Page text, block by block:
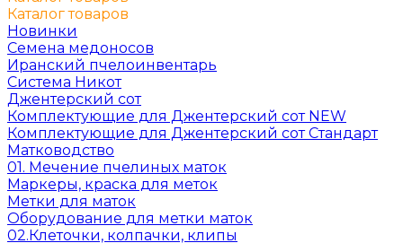
Каталог товаров
Новинки
Семена медоносов
Иранский пчелоинвентарь
Система Никот
Джентерский сот
Комплектующие для Джентерский сот NEW
Комплектующие для Джентерский сот Стандарт
Матководство
01. Мечение пчелиных маток
Маркеры, краска для меток
Метки для маток
Оборудование для метки маток
02.Клеточки, колпачки, клипы